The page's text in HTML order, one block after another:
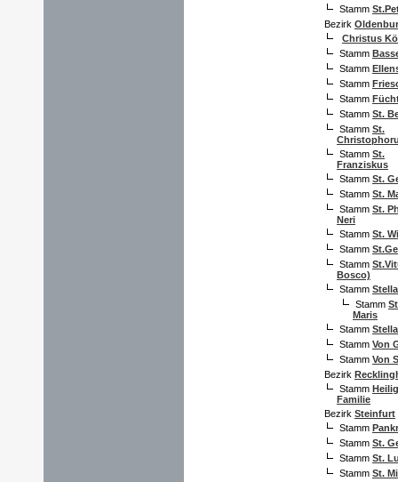
Stamm
Bezirk
Christus
Stamm
Stamm
Stamm
Stamm
Stamm St.
Stamm St.
Stamm St.
Franziskus
Stamm St.
Stamm St.
Stamm St.
Neri
Stamm St.
Stamm
Stamm
Bosco)
Stamm
Stamm
Maris
Stamm
Stamm Von
Stamm Von
Bezirk
Stamm
Familie
Bezirk Steinfurt
Stamm
Stamm St.
Stamm St.
Stamm St.